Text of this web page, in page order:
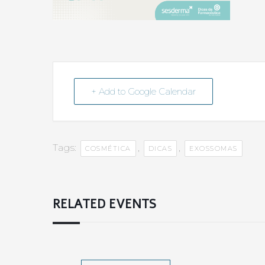
+ Add to Google Calendar
Tags: COSMÉTICA , DICAS , EXOSSOMAS
RELATED EVENTS